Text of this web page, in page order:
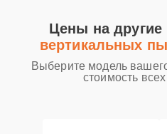
Цены на
вертикальных
Выберите модель
стоимость